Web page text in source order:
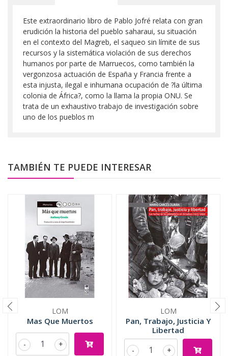
Este extraordinario libro de Pablo Jofré relata con gran
erudición la historia del pueblo saharaui, su situación
en el contexto del Magreb, el saqueo sin límite de sus
recursos y la sistemática violación de sus derechos
humanos por parte de Marruecos, como también la
vergonzosa actuación de España y Francia frente a
esta injusta, ilegal e inhumana ocupación de ?la última
colonia de África?, como la llama la propia ONU. Se
trata de un exhaustivo trabajo de investigación sobre
uno de los pueblos m
TAMBIÉN TE PUEDE INTERESAR
LOM
Mas Que Muertos
+
-
LOM
Pan, Trabajo, Justicia Y
Libertad
+
-